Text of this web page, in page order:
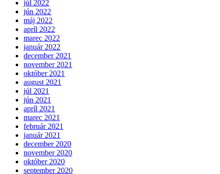
júl 2022
jún 2022
máj 2022
apríl 2022
marec 2022
január 2022
december 2021
november 2021
október 2021
august 2021
júl 2021
jún 2021
apríl 2021
marec 2021
február 2021
január 2021
december 2020
november 2020
október 2020
september 2020